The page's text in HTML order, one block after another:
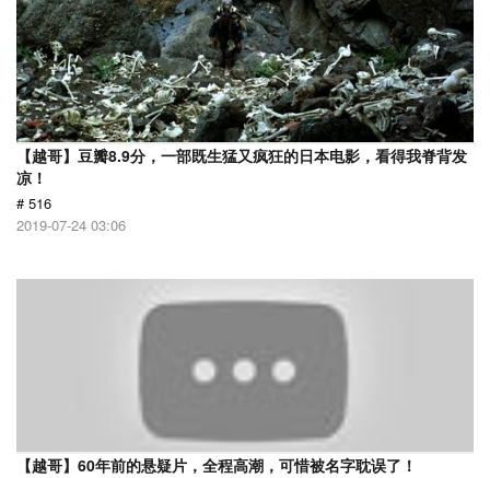
【越哥】豆瓣8.9分，一部既生猛又疯狂的日本电影，看得我脊背发
凉！
# 516
2019-07-24 03:06
【越哥】60年前的悬疑片，全程高潮，可惜被名字耽误了！